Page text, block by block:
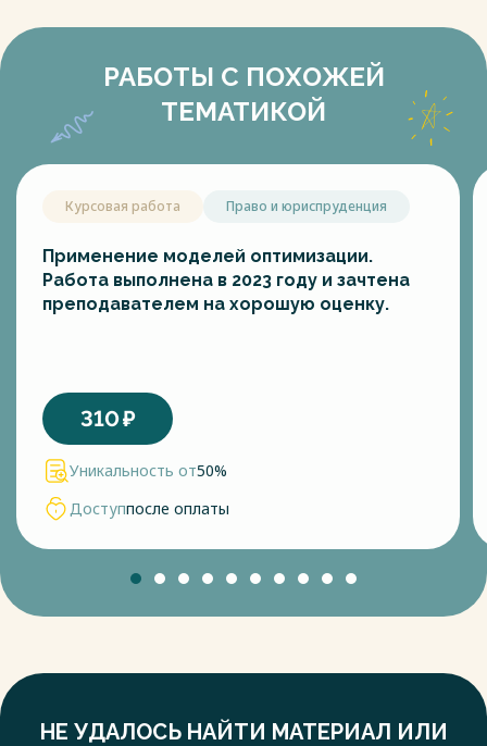
РАБОТЫ С ПОХОЖЕЙ
ТЕМАТИКОЙ
Курсовая работа Право и юриспруденция
Применение моделей оптимизации.
Работа выполнена в 2023 году и зачтена
преподавателем на хорошую оценку.
310₽
Уникальность от50%
Доступпосле оплаты
НЕ УДАЛОСЬ НАЙТИ МАТЕРИАЛ ИЛИ